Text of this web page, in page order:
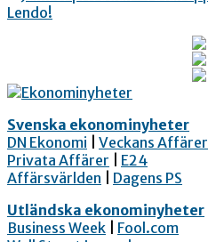
Svenska ekonominyheter
DN Ekonomi
Veckans Affärer
Privata Affärer
E24
Affärsvärlden
Dagens PS
Utländska ekonominyheter
Business Week
Fool.com